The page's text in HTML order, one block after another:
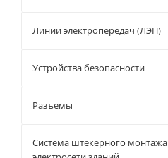
Линии электропередач (ЛЭП)
Устройства безопасности
Разъемы
Система штекерного монтажа